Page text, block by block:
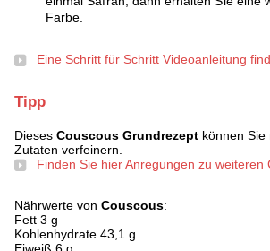
Farbe.
Eine Schritt für Schritt Videoanleitung
Tipp
Dieses Couscous Grundrezept können Sie
Zutaten verfeinern.
Finden Sie hier Anregungen zu weiteren
Nährwerte von Couscous:
Fett 3 g
Kohlenhydrate 43,1 g